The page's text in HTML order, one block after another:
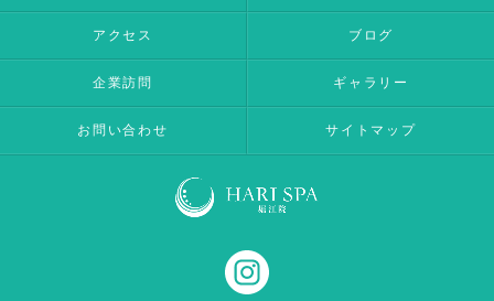
アクセス ブログ
企業訪問 ギャラリー
お問い合わせ サイトマップ